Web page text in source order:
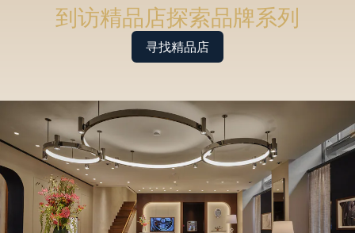
到访精品店探索品牌系列
寻找精品店